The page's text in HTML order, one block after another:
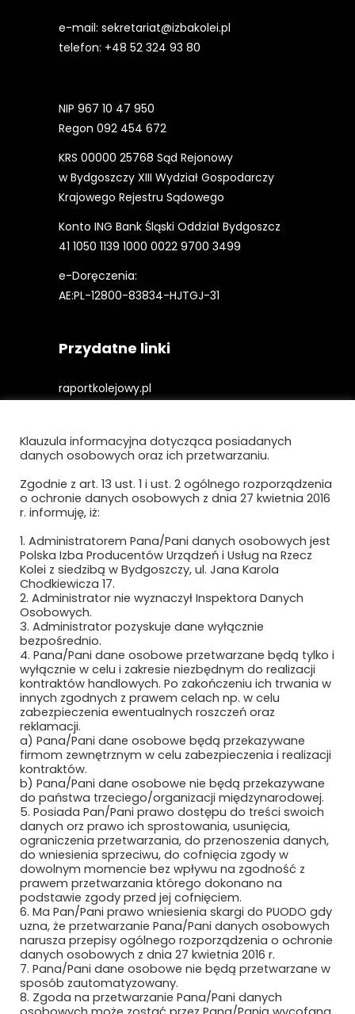
e-mail: sekretariat@izbakolei.pl
telefon: +48 52 324 93 80
NIP 967 10 47 950
Regon 092 454 672
KRS 00000 25768 Sąd Rejonowy
w Bydgoszczy XIII Wydział Gospodarczy
Krajowego Rejestru Sądowego
Konto ING Bank Śląski Oddział Bydgoszcz
41 1050 1139 1000 0022 9700 3499
e-Doręczenia:
AE:PL-12800-83834-HJTGJ-31
Przydatne linki
raportkolejowy.pl
kolejowefirmy.pl
Polityka prywatności i cookies
Regulamin strony
Newsletter
Subskrybuj, aby być na bieżąco
Bezpieczne płatności
Klauzula informacyjna dotycząca posiadanych
danych osobowych oraz ich przetwarzaniu.
Zgodnie z art. 13 ust. 1 i ust. 2 ogólnego rozporządzenia
o ochronie danych osobowych z dnia 27 kwietnia 2016
r. informuję, iż:
1. Administratorem Pana/Pani danych osobowych jest
Polska Izba Producentów Urządzeń i Usług na Rzecz
Kolei z siedzibą w Bydgoszczy, ul. Jana Karola
Chodkiewicza 17.
2. Administrator nie wyznaczył Inspektora Danych
Osobowych.
3. Administrator pozyskuje dane wyłącznie
bezpośrednio.
4. Pana/Pani dane osobowe przetwarzane będą tylko i
wyłącznie w celu i zakresie niezbędnym do realizacji
kontraktów handlowych. Po zakończeniu ich trwania w
innych zgodnych z prawem celach np. w celu
zabezpieczenia ewentualnych roszczeń oraz
reklamacji.
a) Pana/Pani dane osobowe będą przekazywane
firmom zewnętrznym w celu zabezpieczenia i realizacji
kontraktów.
b) Pana/Pani dane osobowe nie będą przekazywane
do państwa trzeciego/organizacji międzynarodowej.
5. Posiada Pan/Pani prawo dostępu do treści swoich
danych orz prawo ich sprostowania, usunięcia,
ograniczenia przetwarzania, do przenoszenia danych,
do wniesienia sprzeciwu, do cofnięcia zgody w
dowolnym momencie bez wpływu na zgodność z
prawem przetwarzania którego dokonano na
podstawie zgody przed jej cofnięciem.
6. Ma Pan/Pani prawo wniesienia skargi do PUODO gdy
uzna, że przetwarzanie Pana/Pani danych osobowych
narusza przepisy ogólnego rozporządzenia o ochronie
danych osobowych z dnia 27 kwietnia 2016 r.
7. Pana/Pani dane osobowe nie będą przetwarzane w
sposób zautomatyzowany.
8. Zgoda na przetwarzanie Pana/Pani danych